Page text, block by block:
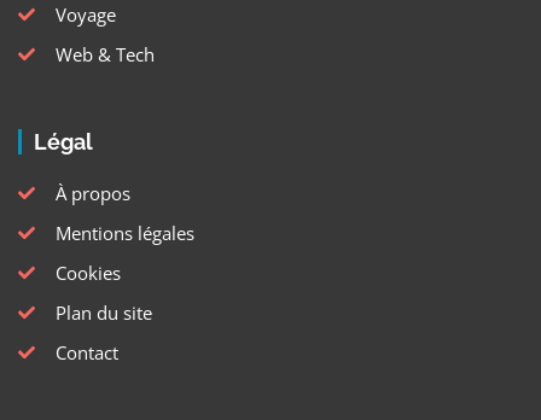
Voyage
Web & Tech
Légal
À propos
Mentions légales
Cookies
Plan du site
Contact